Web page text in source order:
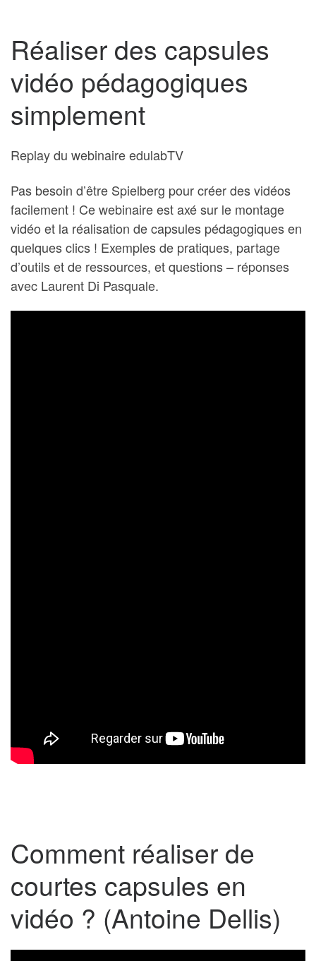
Réaliser des capsules
vidéo pédagogiques
simplement
Replay du webinaire edulabTV
Pas besoin d’être Spielberg pour créer des vidéos
facilement ! Ce webinaire est axé sur le montage
vidéo et la réalisation de capsules pédagogiques en
quelques clics ! Exemples de pratiques, partage
d’outils et de ressources, et questions – réponses
avec Laurent Di Pasquale.
Comment réaliser de
courtes capsules en
vidéo ? (Antoine Dellis)